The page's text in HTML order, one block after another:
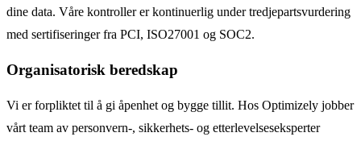
dine data. Våre kontroller er kontinuerlig under tredjepartsvurdering
med sertifiseringer fra PCI, ISO27001 og SOC2.
Organisatorisk beredskap
Vi er forpliktet til å gi åpenhet og bygge tillit. Hos Optimizely jobber
vårt team av personvern-, sikkerhets- og etterlevelseseksperter